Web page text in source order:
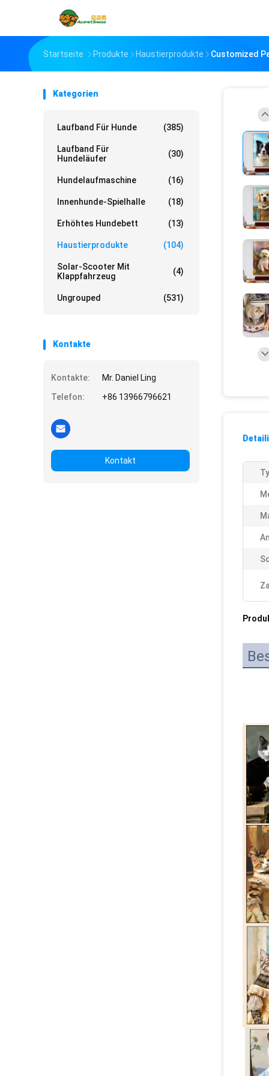
Startseite Produkte Haustierprodukte Customized
Kategorien
Laufband Für Hunde (385)
Laufband Für
Hundeläufer
(30)
Hundelaufmaschine (16)
Innenhunde-Spielhalle (18)
Erhöhtes Hundebett (13)
Haustierprodukte (104)
Solar-Scooter Mit
Klappfahrzeug
(4)
Ungrouped (531)
Kontakte
Kontakte:
Mr. Daniel Ling
Telefon:
+86 13966796621
Kontakt